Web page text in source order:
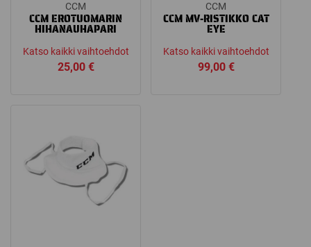
CCM
CCM EROTUOMARIN
HIHANAUHAPARI
Katso kaikki vaihtoehdot
25,00 €
CCM
CCM MV-RISTIKKO CAT
EYE
Katso kaikki vaihtoehdot
99,00 €